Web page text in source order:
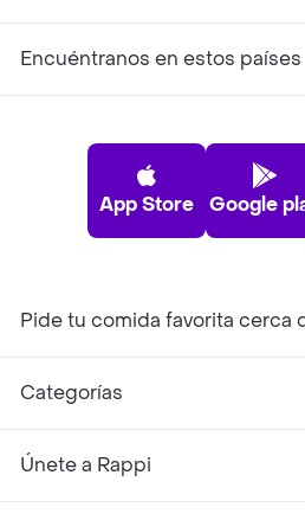
Encuéntranos en estos países
App Store Google
Pide tu comida favorita cerca
Categorías
Únete a Rappi